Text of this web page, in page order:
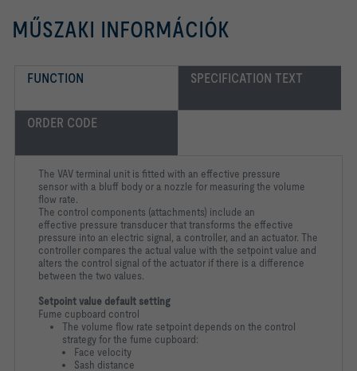
MŰSZAKI INFORMÁCIÓK
FUNCTION SPECIFICATION TEXT
ORDER CODE
The VAV terminal unit is fitted with an effective pressure
sensorwith a bluff body or a nozzle for measuring the volume
flow rate.
The control components (attachments) include an
effective pressure transducer that transforms the effective
pressure into an electric signal, a controller, and an actuator. The
controller compares the actual value with the setpoint value and
alters the control signal of the actuator if there is a difference
between the two values.
Setpoint value default setting
Fume cupboard control
The volume flow rate setpoint depends on the control
strategy for the fume cupboard:
Face velocity
Sash distance